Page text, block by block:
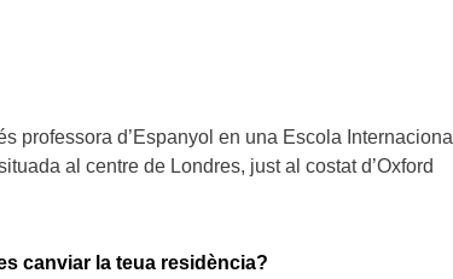
professora d’Espanyol en una Escola Internacional
al centre de Londres, just al costat d’Oxford
canviar la teua residència?